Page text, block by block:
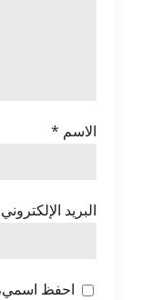
الاسم *
البريد الإلكتروني
احفظ اسمي،